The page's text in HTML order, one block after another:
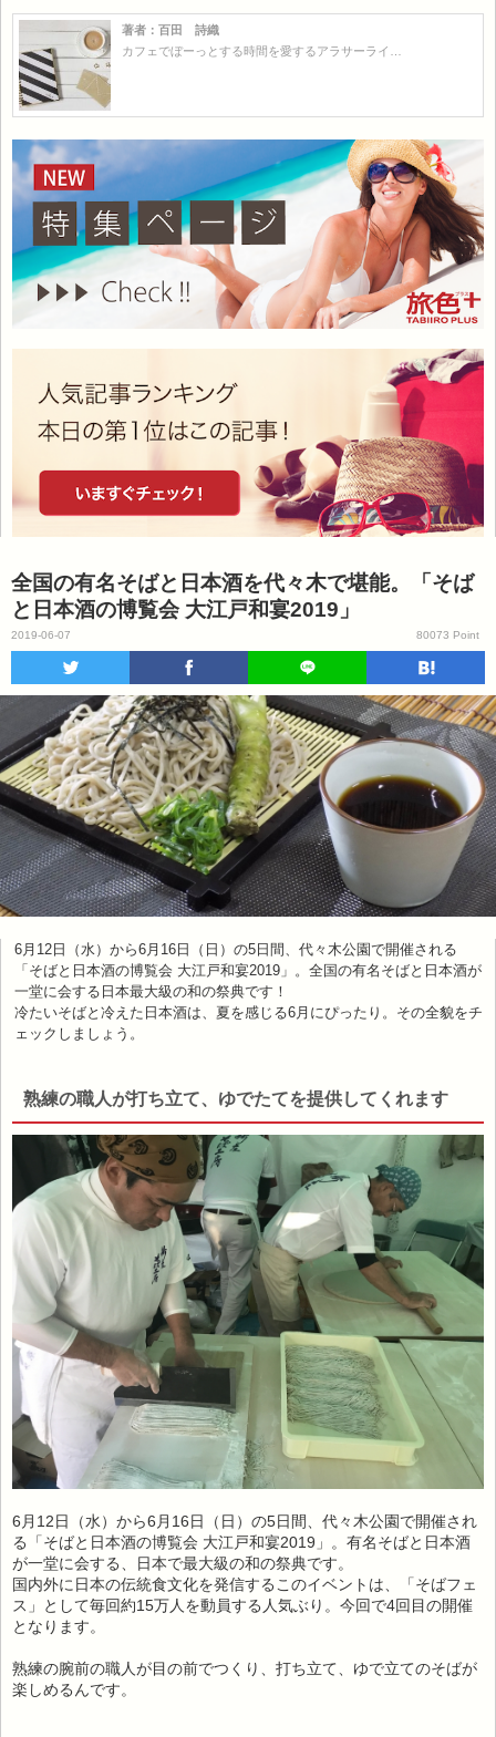
著者：百田 詩織
カフェでぼーっとする時間を愛するアラサーライ…
全国の有名そばと日本酒を代々木で堪能。「そば
と日本酒の博覧会 大江戸和宴2019」
2019-06-07 80073 Point
6月12日（水）から6月16日（日）の5日間、代々木公園で開催される
「そばと日本酒の博覧会 大江戸和宴2019」。全国の有名そばと日本酒が
一堂に会する日本最大級の和の祭典です！
冷たいそばと冷えた日本酒は、夏を感じる6月にぴったり。その全貌をチ
ェックしましょう。
熟練の職人が打ち立て、ゆでたてを提供してくれます
6月12日（水）から6月16日（日）の5日間、代々木公園で開催され
る「そばと日本酒の博覧会 大江戸和宴2019」。有名そばと日本酒
が一堂に会する、日本で最大級の和の祭典です。
国内外に日本の伝統食文化を発信するこのイベントは、「そばフェ
ス」として毎回約15万人を動員する人気ぶり。今回で4回目の開催
となります。
熟練の腕前の職人が目の前でつくり、打ち立て、ゆで立てのそばが
楽しめるんです。